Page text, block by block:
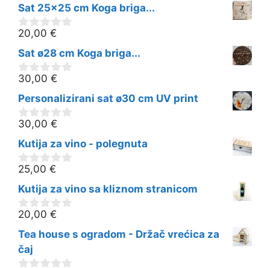
Sat 25x25 cm Koga briga...
0
o
d
5
20,00 €
Sat ø28 cm Koga briga...
0
o
d
5
30,00 €
Personalizirani sat ø30 cm UV print
0
o
d
5
30,00 €
Kutija za vino - polegnuta
0
o
d
5
25,00 €
Kutija za vino sa kliznom stranicom
0
o
d
5
20,00 €
Tea house s ogradom - Držač vrećica za
čaj